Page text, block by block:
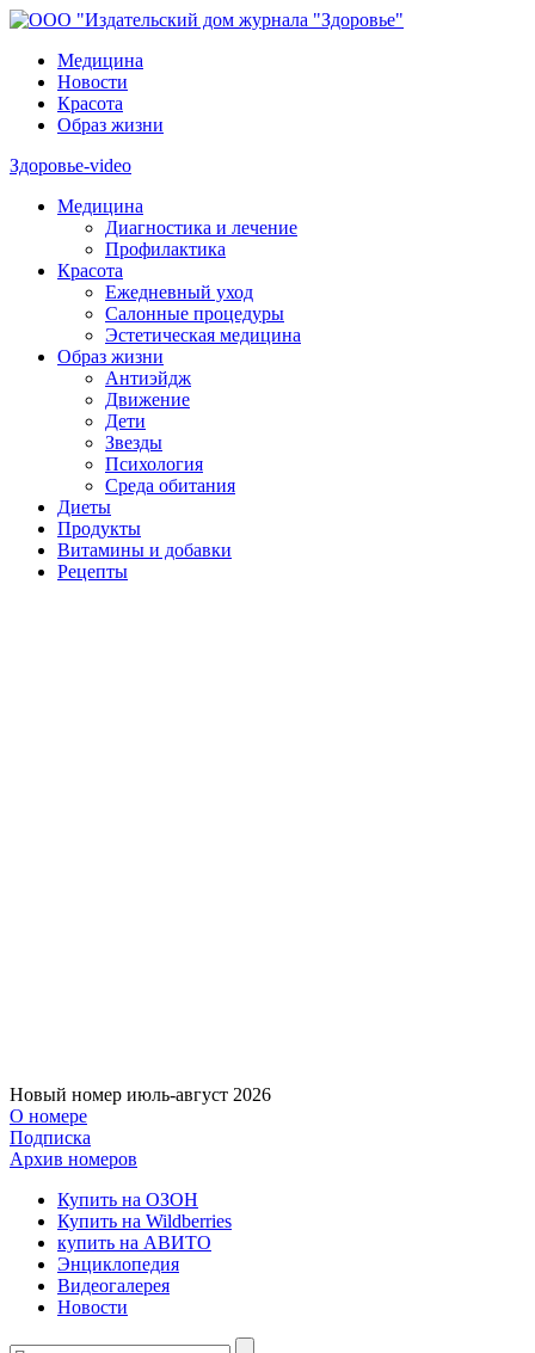
Медицина
Новости
Красота
Образ жизни
Здоровье-video
Медицина
Диагностика и лечение
Профилактика
Красота
Ежедневный уход
Салонные процедуры
Эстетическая медицина
Образ жизни
Антиэйдж
Движение
Дети
Звезды
Психология
Среда обитания
Диеты
Продукты
Витамины и добавки
Рецепты
Новый номер июль-август 2026
О номере
Подписка
Архив номеров
Купить на ОЗОН
Купить на Wildberries
купить на АВИТО
Энциклопедия
Видеогалерея
Новости